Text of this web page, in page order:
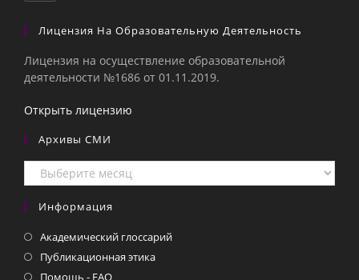
Лицензия На Образовательную Деятельность
Лицензия на осуществление образовательной
деятельности №1686 от 01.11.2019.
Открыть лицензию
Архивы СМИ
Архивы
СМИ
Информация
Академический глоссарий
Публикационная этика
Помощь - FAQ